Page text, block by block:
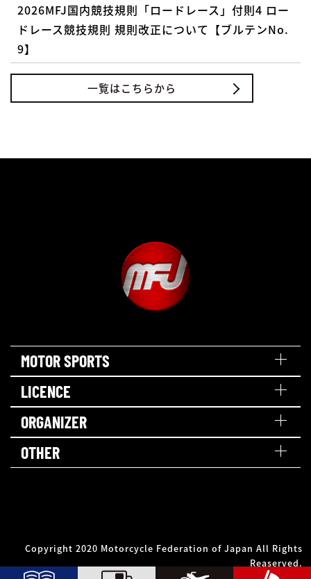
2026MFJ国内競技規則「ロードレース」付則4 ロー
ドレース競技規則 規則改正について【ブルテンNo.
9】
一覧はこちらから
MOTOR SPORTS
LICENCE
ORGANIZER
OTHER
Copyright 2020 Motorcycle Federation of Japan All Rights
Reaserved.